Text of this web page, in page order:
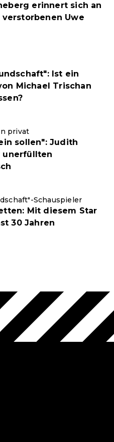
erinnert sich an
Uwe
Ist ein
Michael Trischan
privat
sollen": Judith
unerfüllten
Schauspieler
Mit diesem Star
30 Jahren